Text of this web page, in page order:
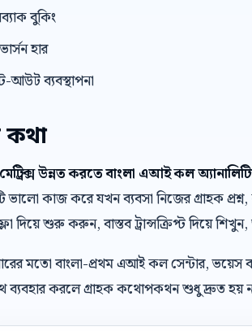
বুকিং
হার
আউট ব্যবস্থাপনা
কথা
উন্নত করতে বাংলা এআই কল
ভালো কাজ করে যখন ব্যবসা নিজের গ্রাহক
দিয়ে শুরু করুন, বাস্তব ট্রান্সক্রিপ্ট দিয়ে
মতো বাংলা-প্রথম এআই কল সেন্টার,
ব্যবহার করলে গ্রাহক কথোপকথন শুধু দ্রুত হয়